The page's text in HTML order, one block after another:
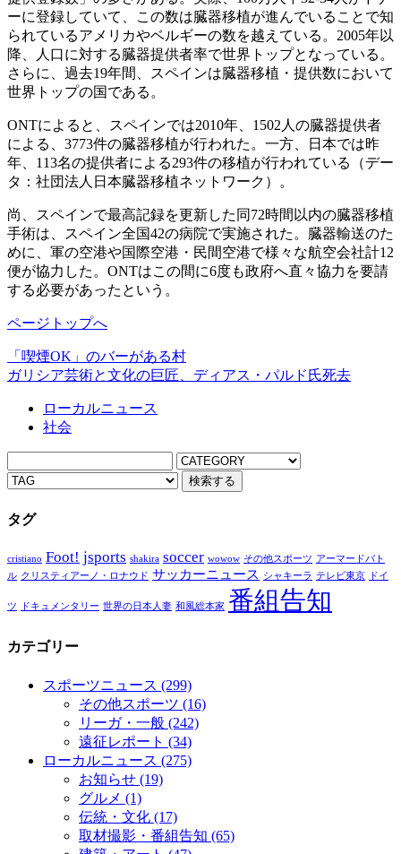
ーに登録していて、この数は臓器移植が進んでいることで知
られているアメリカやベルギーの数を越えている。2005年以
降、人口に対する臓器提供者率で世界トップとなっている。
さらに、過去19年間、スペインは臓器移植・提供数において
世界トップの国である。
ONTによると、スペインでは2010年、1502人の臓器提供者
による、3773件の臓器移植が行われた。一方、日本では昨
年、113名の提供者による293件の移植が行われている（デー
タ：社団法人日本臓器移植ネットワーク）。
尚、スペインで最高記録を更新した同72時間以内の臓器移植
手術は、スペイン全国42の病院で実施された。臓器輸送のた
めに、軍の空港や国際空港・民間空港で様々な航空会社計12
便が協力した。ONTはこの間に6度も政府へ直々協力を要請
する必要があったという。
ページトップへ
「喫煙OK」のバーがある村
ガリシア芸術と文化の巨匠、ディアス・パルド氏死去
ローカルニュース
社会
タグ
cristiano Foot! jsports shakira soccer wowow その他スポーツ アーマードバト
ル クリスティアーノ・ロナウド サッカーニュース シャキーラ テレビ東京 ドイ
ツ ドキュメンタリー 世界の日本人妻 和風総本家 番組告知
カテゴリー
スポーツニュース (299)
その他スポーツ (16)
リーガ・一般 (242)
遠征レポート (34)
ローカルニュース (275)
お知らせ (19)
グルメ (1)
伝統・文化 (17)
取材撮影・番組告知 (65)